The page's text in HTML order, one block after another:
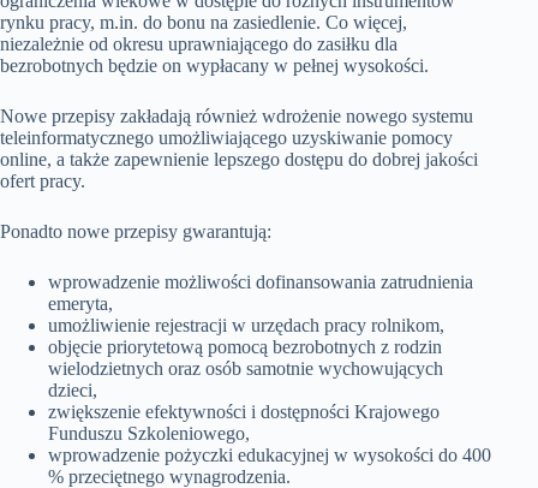
rynku pracy, m.in. do bonu na zasiedlenie. Co więcej,
niezależnie od okresu uprawniającego do zasiłku dla
bezrobotnych będzie on wypłacany w pełnej wysokości.
Nowe przepisy zakładają również wdrożenie nowego systemu
teleinformatycznego umożliwiającego uzyskiwanie pomocy
online, a także zapewnienie lepszego dostępu do dobrej jakości
ofert pracy.
Ponadto nowe przepisy gwarantują:
wprowadzenie możliwości dofinansowania zatrudnienia
emeryta,
umożliwienie rejestracji w urzędach pracy rolnikom,
objęcie priorytetową pomocą bezrobotnych z rodzin
wielodzietnych oraz osób samotnie wychowujących
dzieci,
zwiększenie efektywności i dostępności Krajowego
Funduszu Szkoleniowego,
wprowadzenie pożyczki edukacyjnej w wysokości do 400
% przeciętnego wynagrodzenia.